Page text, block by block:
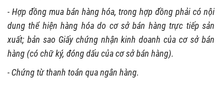
- Hợp đồng mua bán hàng hóa, trong hợp đồng phải có nội
dung thể hiện hàng hóa do cơ sở bán hàng trực tiếp sản
xuất; bản sao Giấy chứng nhận kinh doanh của cơ sở bán
hàng (có chữ ký, đóng dấu của cơ sở bán hàng).
- Chứng từ thanh toán qua ngân hàng.